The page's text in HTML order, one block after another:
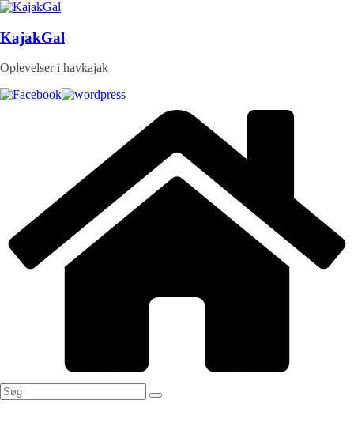
Skip
content
KajakGal
Oplevelser i havkajak